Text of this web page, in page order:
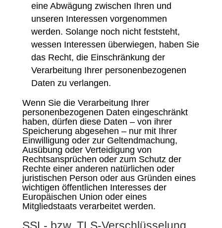
eine Abwägung zwischen Ihren und
unseren Interessen vorgenommen
werden. Solange noch nicht feststeht,
wessen Interessen überwiegen, haben Sie
das Recht, die Einschränkung der
Verarbeitung Ihrer personenbezogenen
Daten zu verlangen.
Wenn Sie die Verarbeitung Ihrer
personenbezogenen Daten eingeschränkt
haben, dürfen diese Daten – von ihrer
Speicherung abgesehen – nur mit Ihrer
Einwilligung oder zur Geltendmachung,
Ausübung oder Verteidigung von
Rechtsansprüchen oder zum Schutz der
Rechte einer anderen natürlichen oder
juristischen Person oder aus Gründen eines
wichtigen öffentlichen Interesses der
Europäischen Union oder eines
Mitgliedstaats verarbeitet werden.
SSL- bzw. TLS-Verschlüsselung